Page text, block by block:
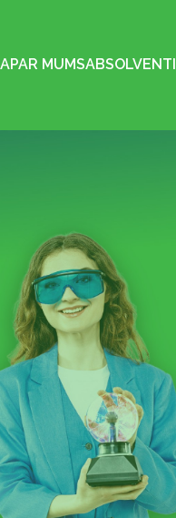
PAR MUMSABSOLVENTI